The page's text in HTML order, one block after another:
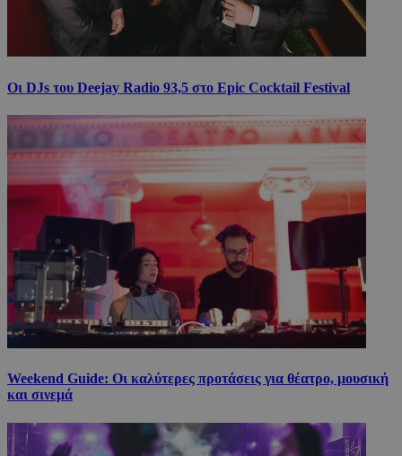
Οι DJs του Deejay Radio 93,5 στο Epic Cocktail Festival
Weekend Guide: Οι καλύτερες προτάσεις για θέατρο, μουσική
και σινεμά